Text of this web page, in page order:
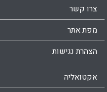
צרו קשר
מפת אתר
הצהרת נגישות
אקטואליה